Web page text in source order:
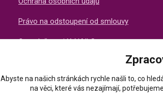
Právo na odstoupení od smlouvy
O společnosti X-NAILS
Abyste na našich stránkách rychle našli to, co
na věci, které vás nezajímají,